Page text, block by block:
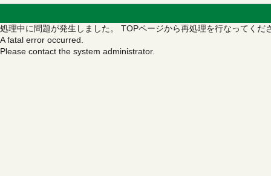
処理中に問題が発生しました。 TOPページから再処理を行なってくだ
A fatal error occurred.
Please contact the system administrator.